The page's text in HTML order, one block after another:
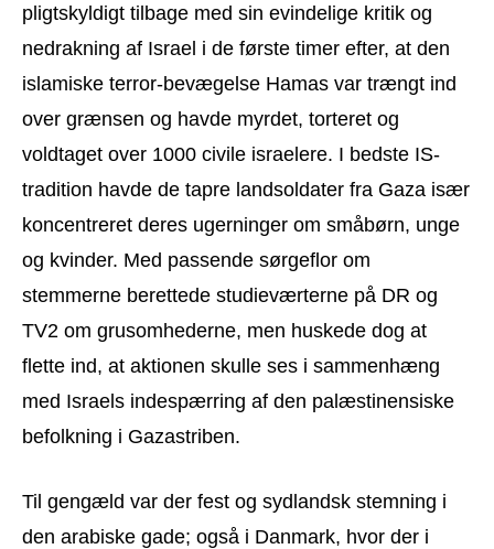
pligtskyldigt tilbage med sin evindelige kritik og
nedrakning af Israel i de første timer efter, at den
islamiske terror-bevægelse Hamas var trængt ind
over grænsen og havde myrdet, torteret og
voldtaget over 1000 civile israelere. I bedste IS-
tradition havde de tapre landsoldater fra Gaza især
koncentreret deres ugerninger om småbørn, unge
og kvinder. Med passende sørgeflor om
stemmerne berettede studieværterne på DR og
TV2 om grusomhederne, men huskede dog at
flette ind, at aktionen skulle ses i sammenhæng
med Israels indespærring af den palæstinensiske
befolkning i Gazastriben.
Til gengæld var der fest og sydlandsk stemning i
den arabiske gade; også i Danmark, hvor der i